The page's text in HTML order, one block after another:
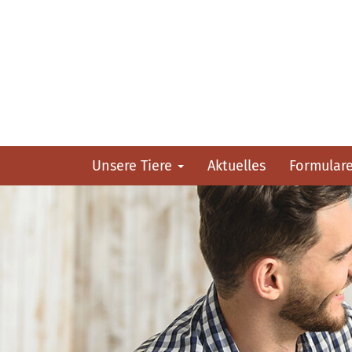
Unsere Tiere Aktuelles